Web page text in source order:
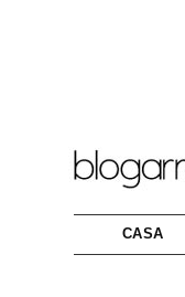
CASA